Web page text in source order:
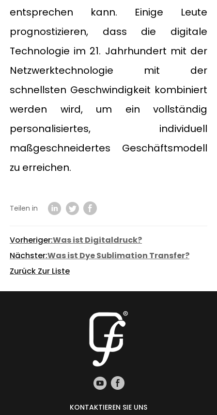
entsprechen kann. Einige Leute
prognostizieren, dass die digitale
Technologie im 21. Jahrhundert mit der
Netzwerktechnologie mit der
schnellsten Geschwindigkeit kombiniert
werden wird, um ein vollständig
personalisiertes, individuell
maßgeschneidertes Geschäftsmodell
zu erreichen.
Teilen in
Vorheriger:Was ist Digitaldruck?
Nächster:Was ist Dye Sublimation Transfer?
Zurück Zur Liste
KONTAKTIEREN SIE UNS